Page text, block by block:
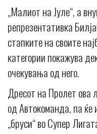
„Малиот на Јуле“, а
репрезентативка
стапките на своите
категории покажува
очекувања од него.
Дресот на Пролет ова
од Автокоманда, па
„бруси“ во Супер